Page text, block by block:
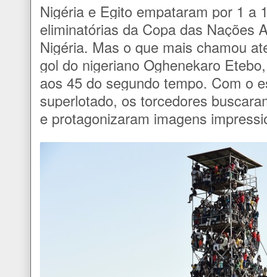
Nigéria e Egito empataram por 1 a
eliminatórias da Copa das Nações
Nigéria. Mas o que mais chamou
gol do nigeriano Oghenekaro
aos 45 do segundo tempo. Com o
superlotado, os torcedores
e protagonizaram imagens